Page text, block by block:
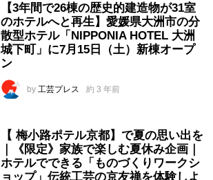
【3年間で26棟の歴史的建造物が31室
のホテルへと再生】愛媛県大洲市の分
散型ホテル「NIPPONIA HOTEL 大洲
城下町」に7月15日（土）新棟オープ
ン
by 工芸プレス 約 3 年前
【 梅小路ポテル京都】で夏の思い出を
｜《限定》家族で楽しむ夏休み企画｜
ホテルでできる「ものづくりワークシ
ョップ」伝統工芸の京友禅を体験しよ